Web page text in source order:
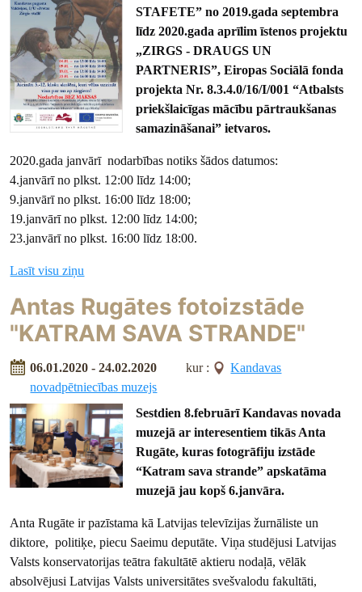
STAFETE” no 2019.gada septembra
līdz 2020.gada aprīlim īstenos projektu
„ZIRGS - DRAUGS UN
PARTNERIS”, Eiropas Sociālā fonda
projekta Nr. 8.3.4.0/16/I/001 “Atbalsts
priekšlaicīgas mācību pārtraukšanas
samazināšanai” ietvaros.
2020.gada janvārī nodarbības notiks šādos datumos:
4.janvārī no plkst. 12:00 līdz 14:00;
9.janvārī no plkst. 16:00 līdz 18:00;
19.janvārī no plkst. 12:00 līdz 14:00;
23.janvārī no plkst. 16:00 līdz 18:00.
Lasīt visu ziņu
Antas Rugātes fotoizstāde
"KATRAM SAVA STRANDE"
06.01.2020 - 24.02.2020 kur :
Kandavas
novadpētniecības muzejs
Sestdien 8.februārī Kandavas novada
muzejā ar interesentiem tikās Anta
Rugāte, kuras fotogrāfiju izstāde
“Katram sava strande” apskatāma
muzejā jau kopš 6.janvāra.
Anta Rugāte ir pazīstama kā Latvijas televīzijas žurnāliste un
diktore, politiķe, piecu Saeimu deputāte. Viņa studējusi Latvijas
Valsts konservatorijas teātra fakultātē aktieru nodaļā, vēlāk
absolvējusi Latvijas Valsts universitātes svešvalodu fakultāti,